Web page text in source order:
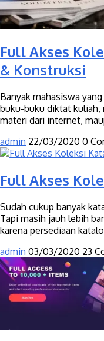
Full Akses
& Konstruksi
Banyak mahasiswa
buku-buku diktat kuliah,
materi dari internet,
admin 22/03/2020 0
Full Akses
Sudah cukup banyak
Tapi masih jauh lebih
karena persediaan
admin 03/03/2020 23